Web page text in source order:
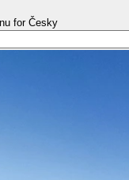
for Česky